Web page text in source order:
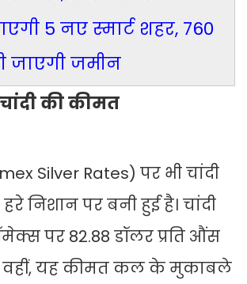
5 नए स्मार्ट शहर, 760
जाएगी जमीन
की कीमत
Silver Rates) पर भी चांदी
निशान पर बनी हुई है। चांदी
पर 82.88 डॉलर प्रति औंस
वहीं, यह कीमत कल के मुकाबले